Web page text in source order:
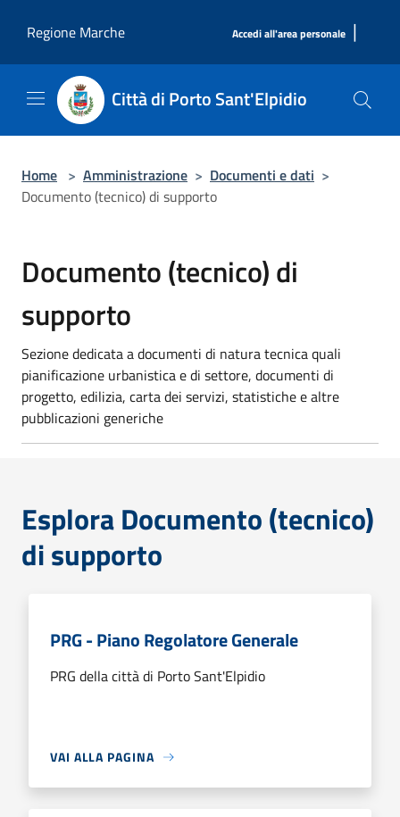
Regione Marche
Accedi all'area personale |
Città di Porto Sant'Elpidio
Home > Amministrazione > Documenti e dati >
Documento (tecnico) di supporto
Documento (tecnico) di
supporto
Sezione dedicata a documenti di natura tecnica quali
pianificazione urbanistica e di settore, documenti di
progetto, edilizia, carta dei servizi, statistiche e altre
pubblicazioni generiche
Esplora Documento (tecnico)
di supporto
PRG - Piano Regolatore Generale
PRG della città di Porto Sant'Elpidio
VAI ALLA PAGINA